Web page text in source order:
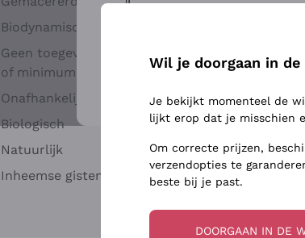
Biodynamisch
Geen toegevoegde sulfieten
of minimum
Onafhankelijke Wijnbouwers
Biologisch
Natuurlijk
Inheemse gisten
Argiolas
Ca' dei Frati
Voor meer informatie, lees onze
Wil je doorgaan in
Je bekijkt momenteel de
lijkt erop dat je misschien
Om correcte prijzen,
verzendopties te
beste bij je past.
DOORGAAN IN DE